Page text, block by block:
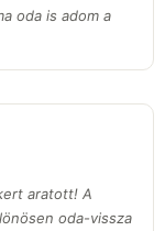
oda is adom a
aratott! A
oda-vissza